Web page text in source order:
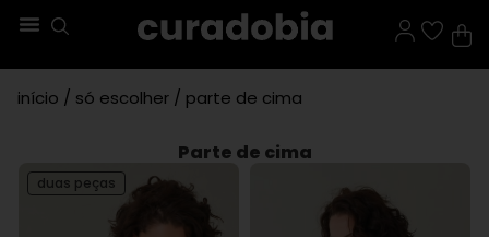
início / só escolher / parte de cima
Parte de cima
duas peças